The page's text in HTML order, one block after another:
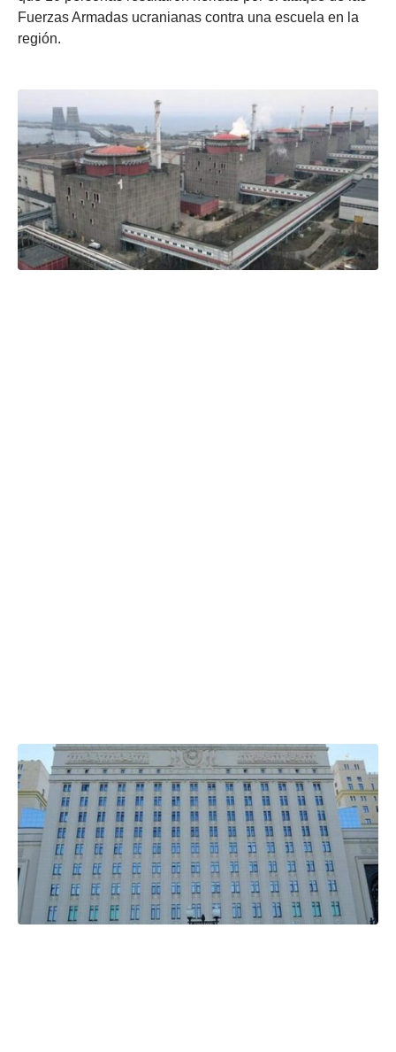
Fuerzas Armadas ucranianas contra una escuela en la
región.